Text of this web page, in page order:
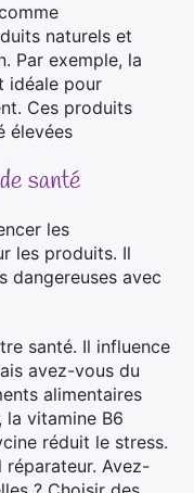
naturels et
Par exemple, la
idéale pour
Ces produits
élevées
santé
les
les produits. Il
dangereuses avec
santé. Il influence
avez-vous du
alimentaires
la vitamine B6
réduit le stress.
réparateur. Avez-